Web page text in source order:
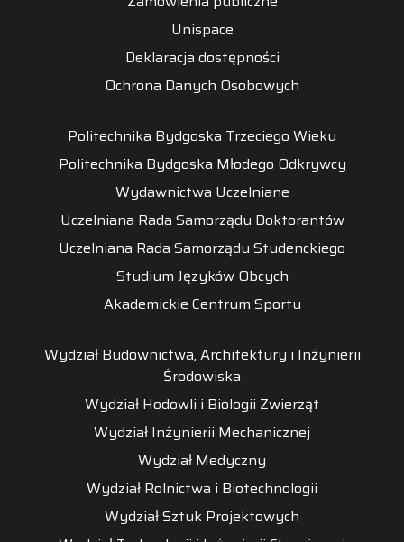
Unispace
Deklaracja dostępności
Ochrona Danych Osobowych
Politechnika Bydgoska Trzeciego Wieku
Politechnika Bydgoska Młodego Odkrywcy
Wydawnictwa Uczelniane
Uczelniana Rada Samorządu Doktorantów
Uczelniana Rada Samorządu Studenckiego
Studium Języków Obcych
Akademickie Centrum Sportu
Wydział Budownictwa, Architektury i Inżynierii
Środowiska
Wydział Hodowli i Biologii Zwierząt
Wydział Inżynierii Mechanicznej
Wydział Medyczny
Wydział Rolnictwa i Biotechnologii
Wydział Sztuk Projektowych